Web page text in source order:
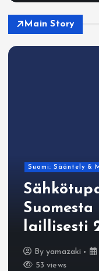
Main Story
Suomi: Sääntely &
laillisesti
Byyamazaki
53 views